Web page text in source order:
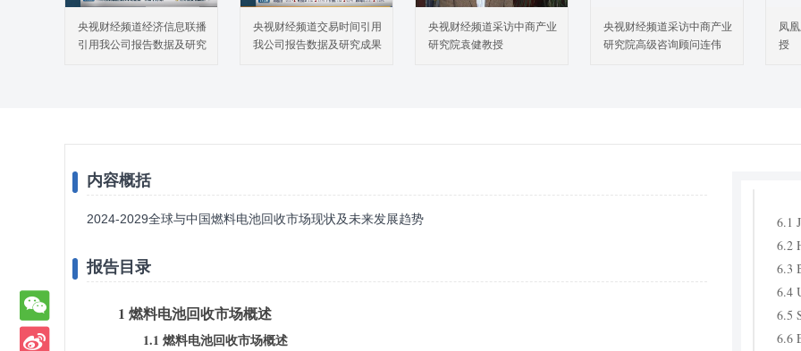
央视财经频道经济信息联播
引用我公司报告数据及研究
央视财经频道交易时间引用
我公司报告数据及研究成果
央视财经频道采访中商产业
研究院袁健教授
央视财经频道采访中商产业
研究院高级咨询顾问连伟
凤
授
内容概括
2024-2029全球与中国燃料电池回收市场现状及未来发展趋势
报告目录
1 燃料电池回收市场概述
1.1 燃料电池回收市场概述
4.5
6.1
6.2
6.3
6.4
6.5
6.6